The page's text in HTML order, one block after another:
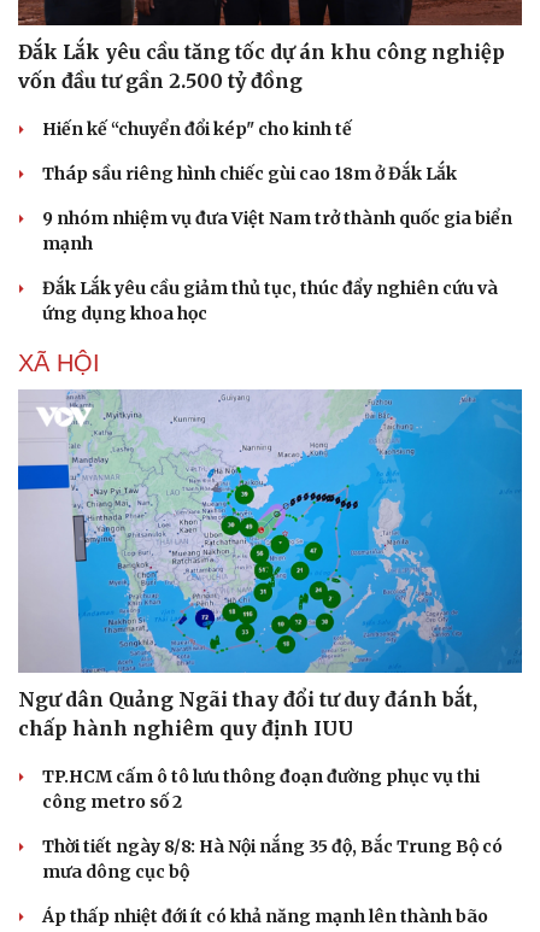
Đắk Lắk yêu cầu tăng tốc dự án khu công nghiệp
vốn đầu tư gần 2.500 tỷ đồng
Hiến kế “chuyển đổi kép" cho kinh tế
Tháp sầu riêng hình chiếc gùi cao 18m ở Đắk Lắk
9 nhóm nhiệm vụ đưa Việt Nam trở thành quốc gia biển
mạnh
Đắk Lắk yêu cầu giảm thủ tục, thúc đẩy nghiên cứu và
ứng dụng khoa học
XÃ HỘI
Ngư dân Quảng Ngãi thay đổi tư duy đánh bắt,
chấp hành nghiêm quy định IUU
TP.HCM cấm ô tô lưu thông đoạn đường phục vụ thi
công metro số 2
Thời tiết ngày 8/8: Hà Nội nắng 35 độ, Bắc Trung Bộ có
mưa dông cục bộ
Áp thấp nhiệt đới ít có khả năng mạnh lên thành bão